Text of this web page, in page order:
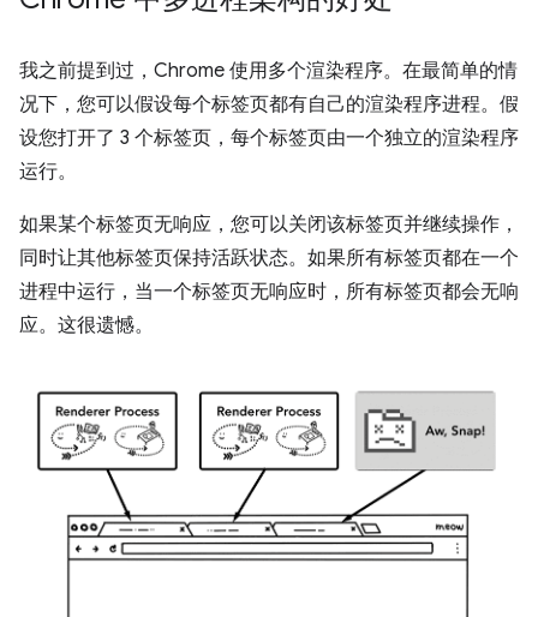
我之前提到过，Chrome 使用多个渲染程序。在最简单的情
况下，您可以假设每个标签页都有自己的渲染程序进程。假
设您打开了 3 个标签页，每个标签页由一个独立的渲染程序
运行。
如果某个标签页无响应，您可以关闭该标签页并继续操作，
同时让其他标签页保持活跃状态。如果所有标签页都在一个
进程中运行，当一个标签页无响应时，所有标签页都会无响
应。这很遗憾。